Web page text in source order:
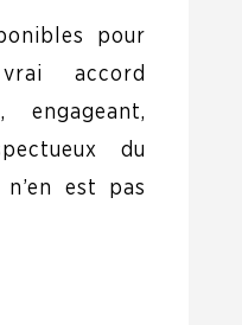
pour
accord
engageant,
du
est pas